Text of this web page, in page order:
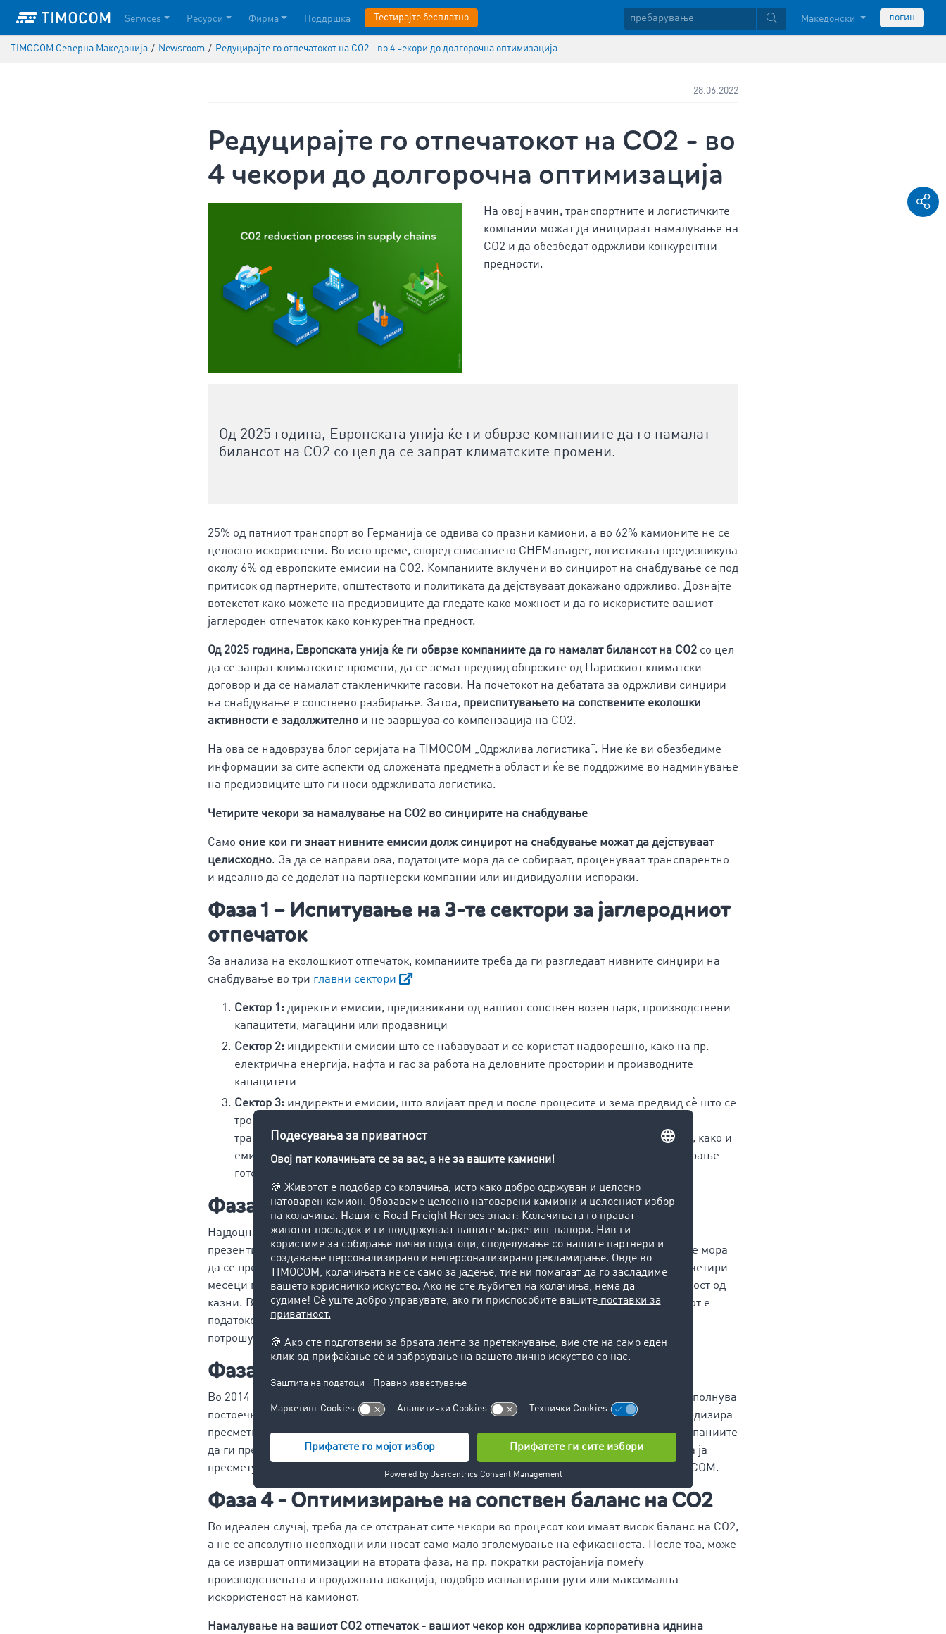
Services Ресурси Фирма Поддршка Тестирајте бесплатно Македонски логин
TIMOCOM Северна Македонија / Newsroom / Редуцирајте го отпечатокот на CO2 - во 4 чекори до долгорочна оптимизација
28.06.2022
Редуцирајте го отпечатокот на CO2 - во
4 чекори до долгорочна оптимизација
На овој начин, транспортните и логистичките
компании можат да иницираат намалување на
CO2 и да обезбедат одржливи конкурентни
предности.
Од 2025 година, Европската унија ќе ги обврзе компаниите да го намалат
билансот на CO2 со цел да се запрат климатските промени.
25% од патниот транспорт во Германија се одвива со празни камиони, а во 62% камионите не се
целосно искористени. Во исто време, според списанието CHEManager, логистиката предизвикува
околу 6% од европските емисии на CO2. Компаниите вклучени во синџирот на снабдување се под
притисок од партнерите, општеството и политиката да дејствуваат докажано одржливо. Дознајте
вотекстот како можете на предизвиците да гледате како можност и да го искористите вашиот
јаглероден отпечаток како конкурентна предност.
Од 2025 година, Европската унија ќе ги обврзе компаниите да го намалат билансот на CO2 со цел
да се запрат климатските промени, да се земат предвид обврските од Парискиот климатски
договор и да се намалат стакленичките гасови. На почетокот на дебатата за одржливи синџири
на снабдување е сопствено разбирање. Затоа, преиспитувањето на сопствените еколошки
активности е задолжително и не завршува со компензација на CO2.
На ова се надоврзува блог серијата на TIMOCOM „Одржлива логистика“. Ние ќе ви обезбедиме
информации за сите аспекти од сложената предметна област и ќе ве поддржиме во надминување
на предизвиците што ги носи одржливата логистика.
Четирите чекори за намалување на CO2 во синџирите на снабдување
Само оние кои ги знаат нивните емисии долж синџирот на снабдување можат да дејствуваат
целисходно. За да се направи ова, податоците мора да се собираат, проценуваат транспарентно
и идеално да се доделат на партнерски компании или индивидуални испораки.
Фаза 1 – Испитување на 3-те сектори за јаглеродниот
отпечаток
За анализа на еколошкиот отпечаток, компаниите треба да ги разгледаат нивните синџири на
снабдување во три главни сектори
Сектор 1: директни емисии, предизвикани од вашиот сопствен возен парк, производствени
капацитети, магацини или продавници
Сектор 2: индиректни емисии што се набавуваат и се користат надворешно, како на пр.
електрична енергија, нафта и гас за работа на деловните простории и производните
капацитети
Сектор 3: индиректни емисии, што влијаат пред и после процесите и зема предвид сè што се
троши од суровината до купувачот, на пример, купените суровини, енергијата,
транспортните трошоци и трошоците за отстранување, изнајмената инфраструктура, како и
емисиите од службени патувања, транспорт, отстранување или трошоци за рециклирање
готови производи и инвестиции во партнери или фирми-ќерки.
Фаза 2 – собирање податоци од транспортите
Најдоцна од 1 јануари 2023 година, компаниите со 3.000 или повеќе вработени мора да
презентираат податоци за реалната потрошувачка за нивниот биланс на CO2. Податоците мора
да се пренесат до сојузната служба за економија и контрола на извозот (БАФА) најдоцна четири
месеци по завршувањето на соодветната финансиска година, во спротивно постои опасност од
казни. Во врска со ова исто така ќе треба да се вршат проверки. За транспорти, минимумот е
податокот за потеклото и дестинацијата на товарот. Вредни се прецизни податоци за
потрошувачката, на пример потрошувачката на дизел на поединечни релации.
Фаза 3 - Пресметка на стакленички гасови
Во 2014 основаниот интернационален„
“ги дополнува
постоечките методи на пресметка со нови стандарди и контролни механизми и ја стандардизира
пресметката. Денес, овој метод е најчесто користен во светот и служи како основа за компаниите
да ги пресметаат нивните стакленички гасови. Ако не сакате оваа пресметка мануелно да ја
пресметувате, можете да користите дигитални помошници како што е партнерот на TIMOCOM.
Фаза 4 - Оптимизирање на сопствен баланс на CO2
Во идеален случај, треба да се отстранат сите чекори во процесот кои имаат висок баланс на CO2,
а не се апсолутно неопходни или носат само мало зголемување на ефикасноста. После тоа, може
да се извршат оптимизации на втората фаза, на пр. пократки растојанија помеѓу
производствената и продажната локација, подобро испланирани рути или максимална
искористеност на камионот.
Намалување на вашиот CO2 отпечаток - вашиот чекор кон одржлива корпоративна иднина